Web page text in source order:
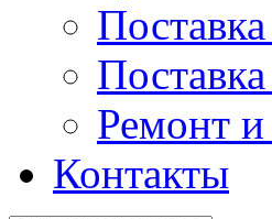
Ремонт и
Контакты